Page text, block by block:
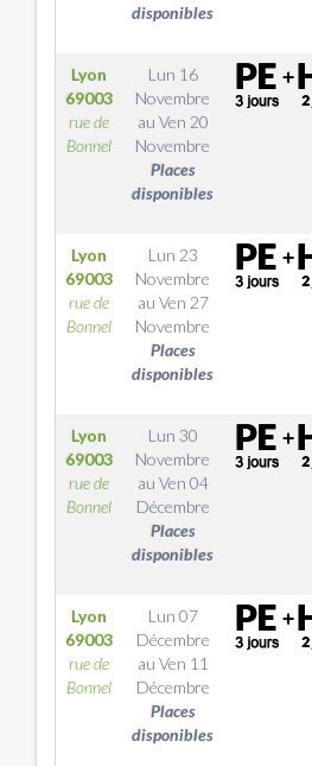
disponibles
Lyon
69003
rue de
Bonnel
Lun 16
Novembre
au Ven 20
Novembre
Places
disponibles
Lyon
69003
rue de
Bonnel
Lun 23
Novembre
au Ven 27
Novembre
Places
disponibles
Lyon
69003
rue de
Bonnel
Lun 30
Novembre
au Ven 04
Décembre
Places
disponibles
Lyon
69003
rue de
Bonnel
Lun 07
Décembre
au Ven 11
Décembre
Places
disponibles